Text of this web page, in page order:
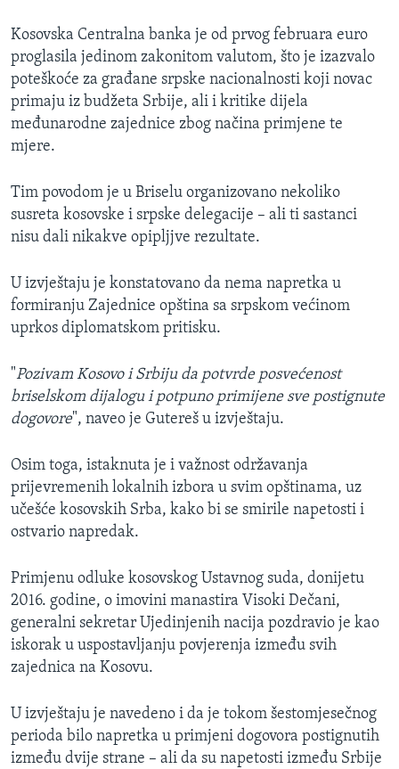
Kosovska Centralna banka je od prvog februara euro
proglasila jedinom zakonitom valutom, što je izazvalo
poteškoće za građane srpske nacionalnosti koji novac
primaju iz budžeta Srbije, ali i kritike dijela
međunarodne zajednice zbog načina primjene te
mjere.
Tim povodom je u Briselu organizovano nekoliko
susreta kosovske i srpske delegacije – ali ti sastanci
nisu dali nikakve opipljjve rezultate.
U izvještaju je konstatovano da nema napretka u
formiranju Zajednice opština sa srpskom većinom
uprkos diplomatskom pritisku.
"Pozivam Kosovo i Srbiju da potvrde posvećenost
briselskom dijalogu i potpuno primijene sve postignute
dogovore", naveo je Gutereš u izvještaju.
Osim toga, istaknuta je i važnost održavanja
prijevremenih lokalnih izbora u svim opštinama, uz
učešće kosovskih Srba, kako bi se smirile napetosti i
ostvario napredak.
Primjenu odluke kosovskog Ustavnog suda, donijetu
2016. godine, o imovini manastira Visoki Dečani,
generalni sekretar Ujedinjenih nacija pozdravio je kao
iskorak u uspostavljanju povjerenja između svih
zajednica na Kosovu.
U izvještaju je navedeno i da je tokom šestomjesečnog
perioda bilo napretka u primjeni dogovora postignutih
između dvije strane – ali da su napetosti između Srbije